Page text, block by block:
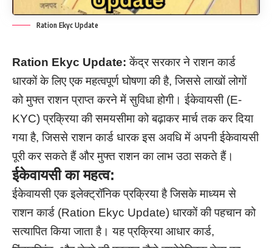
Ration Ekyc Update
Ration Ekyc Update:केंद्र सरकार ने राशन कार्ड
धारकों के लिए एक महत्वपूर्ण घोषणा की है, जिससे लाखों लोगों
को मुफ्त राशन प्राप्त करने में सुविधा होगी। ईकेवायसी (E-
KYC) प्रक्रिया की समयसीमा को बढ़ाकर मार्च तक कर दिया
गया है, जिससे राशन कार्ड धारक इस अवधि में अपनी ईकेवायसी
पूरी कर सकते हैं और मुफ्त राशन का लाभ उठा सकते हैं।
ईकेवायसी का महत्व:
ईकेवायसी एक इलेक्ट्रॉनिक प्रक्रिया है जिसके माध्यम से
राशन कार्ड (Ration Ekyc Update) धारकों की पहचान को
सत्यापित किया जाता है। यह प्रक्रिया आधार कार्ड,